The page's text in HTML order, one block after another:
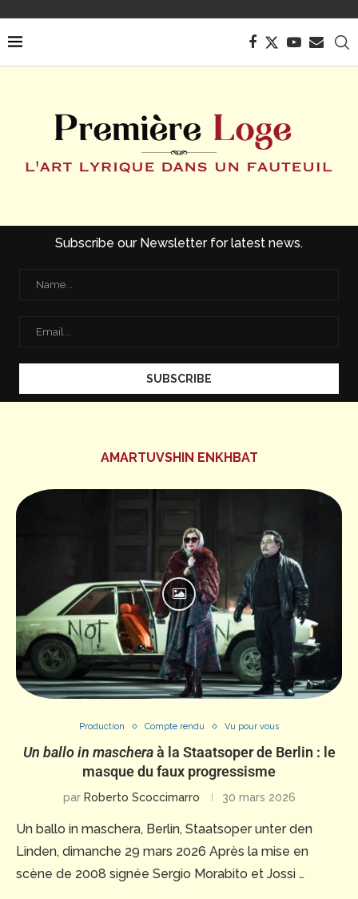
Subscribe our Newsletter for latest news.
AMARTUVSHIN ENKHBAT
Production Compte rendu Vu pour vous
Un ballo in mascheraà la Staatsoper de Berlin : le
masque du faux progressisme
par Roberto Scoccimarro 30 mars 2026
Un ballo in maschera, Berlin, Staatsoper unter den
Linden, dimanche 29 mars 2026 Après la mise en
scène de 2008 signée Sergio Morabito et Jossi …